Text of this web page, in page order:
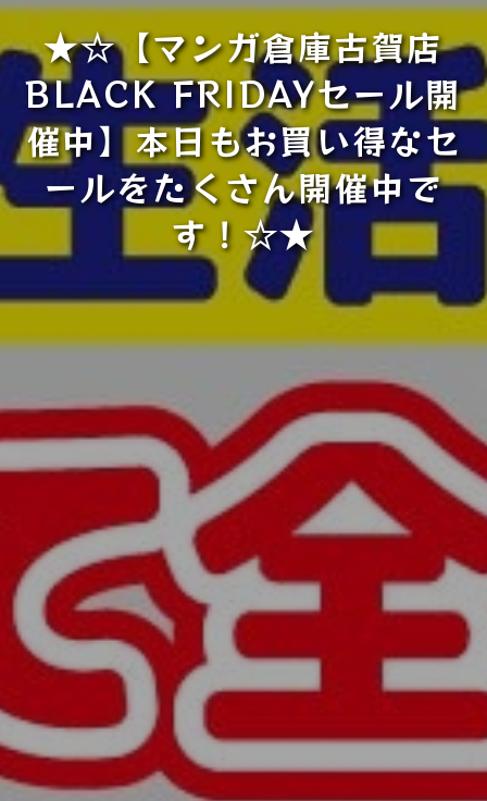
★☆【マンガ倉庫古賀店
BLACK FRIDAYセール開
催中】本日もお買い得なセ
ールをたくさん開催中で
す！☆★